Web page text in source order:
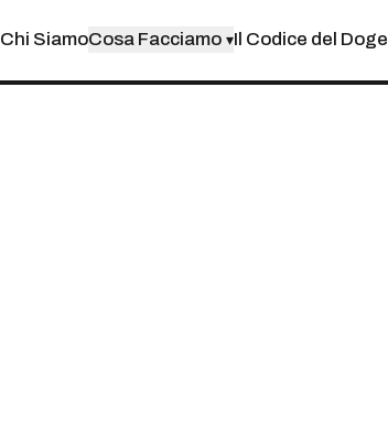
Chi SiamoCosa Facciamo ▾Il Codice del Doge